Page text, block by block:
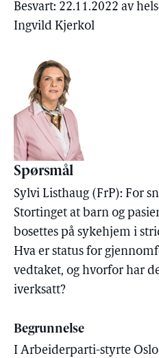
Besvart: 22.11.2022 av
Ingvild Kjerkol
Spørsmål
Sylvi Listhaug (FrP): For
Stortinget at barn og
bosettes på sykehjem i
Hva er status for
vedtaket, og hvorfor har
iverksatt?
Begrunnelse
I Arbeiderparti-styrte